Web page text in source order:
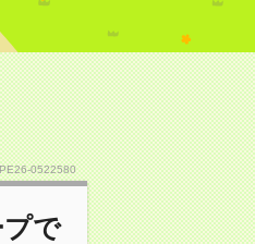
0522580
プで